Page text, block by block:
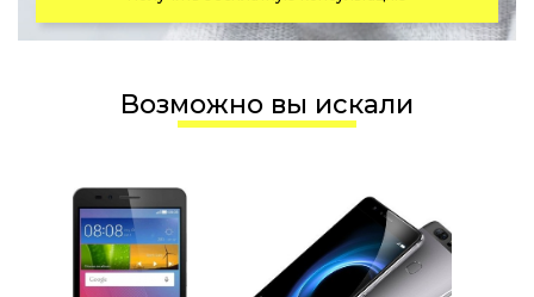
Возможно вы искали